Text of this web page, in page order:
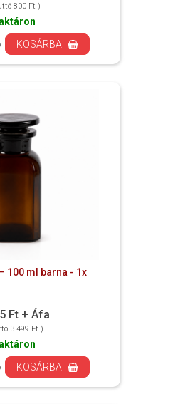
800 Ft )
KOSÁRBA
100 ml barna - 1x
Ft + Áfa
3 499 Ft )
KOSÁRBA